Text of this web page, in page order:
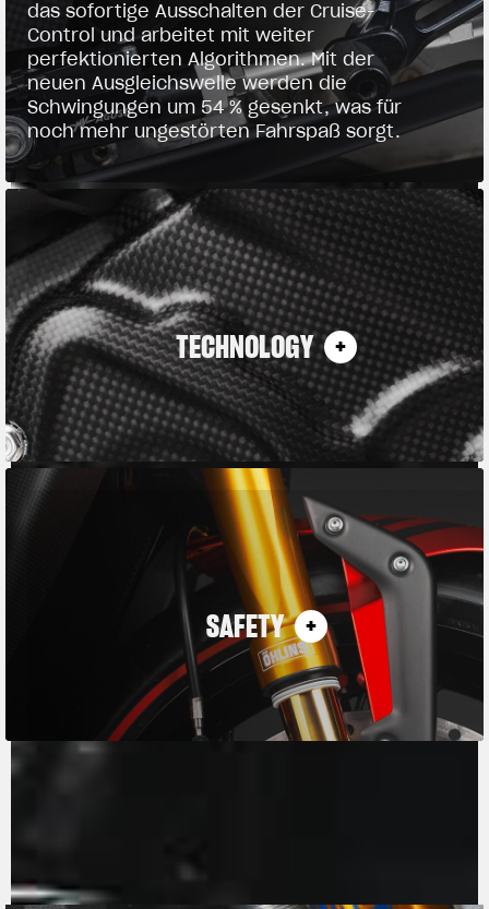
das sofortige Ausschalten der Cruise-
Control und arbeitet mit weiter
perfektionierten Algorithmen. Mit der
neuen Ausgleichswelle werden die
Schwingungen um 54 % gesenkt, was für
noch mehr ungestörten Fahrspaß sorgt.
TECHNOLOGY
SAFETY